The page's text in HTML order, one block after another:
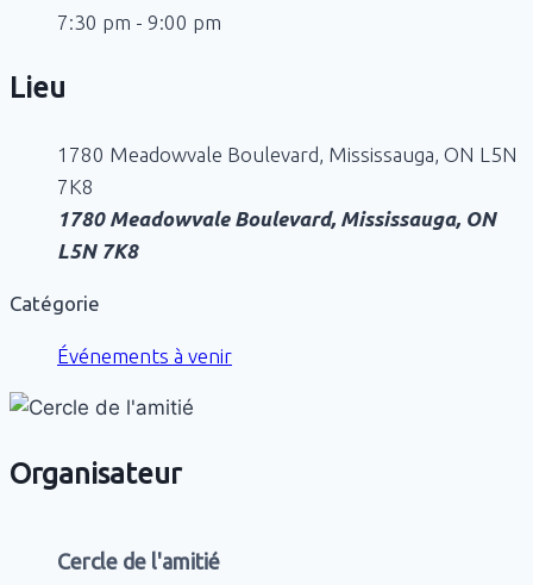
7:30 pm - 9:00 pm
Lieu
1780 Meadowvale Boulevard, Mississauga, ON L5N
7K8
1780 Meadowvale Boulevard, Mississauga, ON
L5N 7K8
Catégorie
Événements à venir
Organisateur
Cercle de l'amitié